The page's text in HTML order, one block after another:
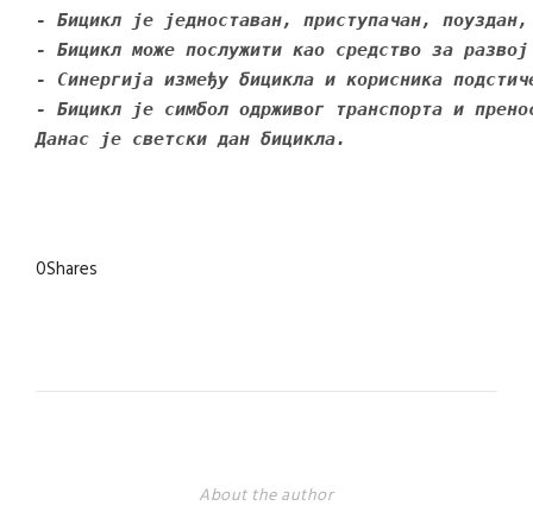
- Бицикл је једноставан, приступачан,
- Бицикл може послужити као средство за
- Синергија између бицикла и корисника
- Бицикл је симбол одрживог транспорта и
Данас је светски дан бицикла.
0Shares
About the author